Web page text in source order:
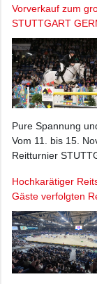
Vorverkauf zum
STUTTGART
Pure Spannung
Vom 11. bis 15.
Reitturnier
Hochkarätiger
Gäste verfolgten